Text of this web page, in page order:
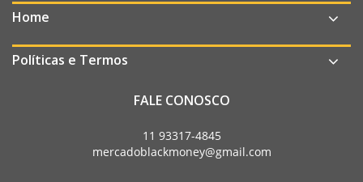
Home
Políticas e Termos
FALE CONOSCO
11 93317-4845
mercadoblackmoney@gmail.com